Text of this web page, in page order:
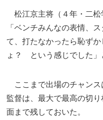
松江京主将（４年・二松
「ベンチみんなの表情、
て、打たなかったら恥ず
ょ？ という感じでした」
ここまで出場のチャンス
監督は、最大で最高の切
面まで残しておいた。